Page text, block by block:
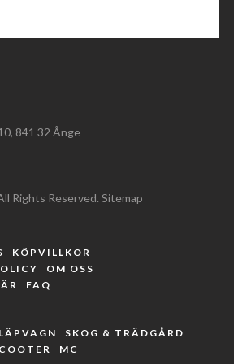
841 32 Ånge
Rights Reserved.Sitemap
KÖPVILLKOR
OM OSS
FAQ
SKOG & TRÄDGÅRD
MC